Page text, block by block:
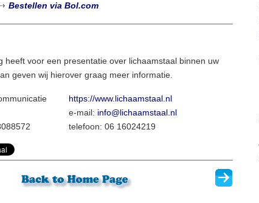
Bestellen via Bol.com
heeft voor een presentatie over lichaamstaal binnen uw
geven wij hierover graag meer informatie.
https://www.lichaamstaal.nl
e-mail: info@lichaamstaal.nl
telefoon: 06 16024219